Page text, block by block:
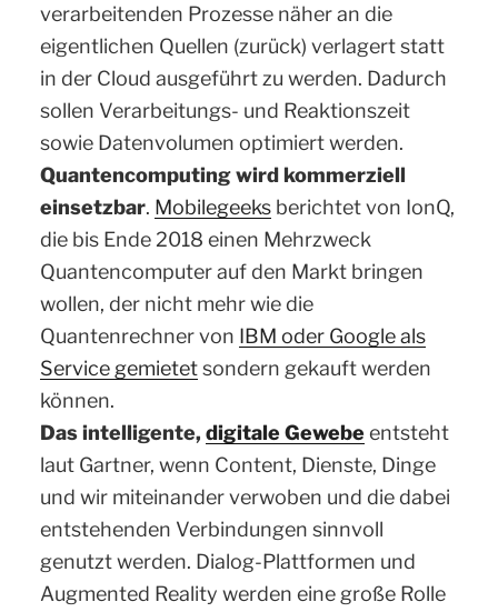
verarbeitenden Prozesse näher an die
eigentlichen Quellen (zurück) verlagert statt
in der Cloud ausgeführt zu werden. Dadurch
sollen Verarbeitungs- und Reaktionszeit
sowie Datenvolumen optimiert werden.
Quantencomputing wird kommerziell
einsetzbar. Mobilegeeks berichtet von IonQ,
die bis Ende 2018 einen Mehrzweck
Quantencomputer auf den Markt bringen
wollen, der nicht mehr wie die
Quantenrechner von IBM oder Google als
Service gemietetsondern gekauft werden
können.
Das intelligente, digitale Gewebeentsteht
laut Gartner, wenn Content, Dienste, Dinge
und wir miteinander verwoben und die dabei
entstehenden Verbindungen sinnvoll
genutzt werden. Dialog-Plattformen und
Augmented Reality werden eine große Rolle